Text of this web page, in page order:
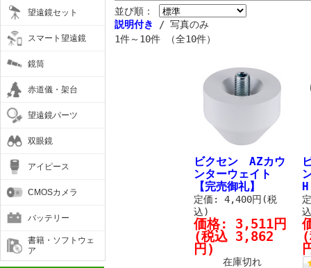
望遠鏡セット
スマート望遠鏡
鏡筒
赤道儀・架台
望遠鏡パーツ
双眼鏡
アイピース
CMOSカメラ
バッテリー
書籍・ソフトウェ
ア
並び順：
説明付き
/ 写真のみ
1件～10件 （全10件）
ビクセン AZカウ
ンターウェイト
【完売御礼】
定価: 4,400円(税
込)
価格: 3,511円
(税込 3,862
円)
在庫切れ